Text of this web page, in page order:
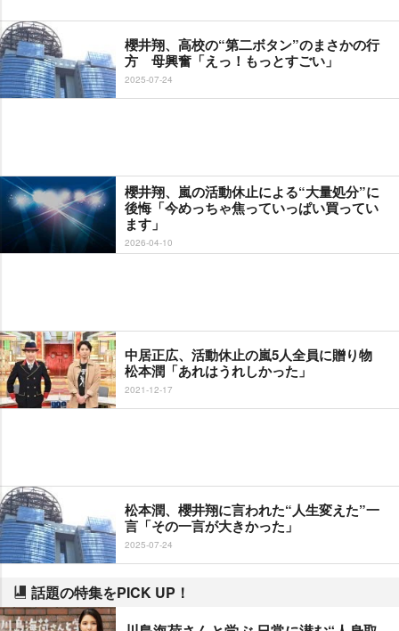
櫻井翔、高校の“第二ボタン”のまさかの行
方 母興奮「えっ！もっとすごい」
2025-07-24
櫻井翔、嵐の活動休止による“大量処分”に
後悔「今めっちゃ焦っていっぱい買ってい
ます」
2026-04-10
中居正広、活動休止の嵐5人全員に贈り物
松本潤「あれはうれしかった」
2021-12-17
松本潤、櫻井翔に言われた“人生変えた”一
言「その一言が大きかった」
2025-07-24
話題の特集をPICK UP！